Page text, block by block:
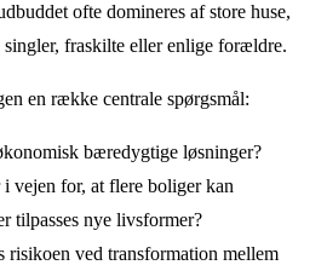
ofte domineres af store huse,
fraskilte eller enlige forældre.
en række centrale spørgsmål:
bæredygtige løsninger?
vejen for, at flere boliger kan
tilpasses nye livsformer?
risikoen ved transformation mellem